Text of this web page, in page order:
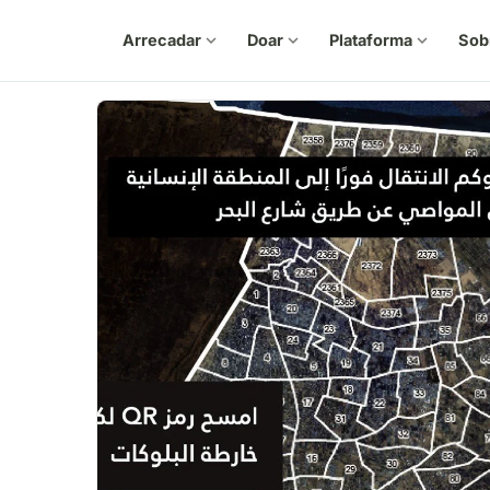
Arrecadar expand_more Doar expand_more Plataforma expand_more